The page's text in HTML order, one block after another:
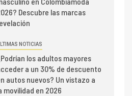
Descubre las marcas
NOTICIAS
los adultos mayores
a un 30% de descuento
autos nuevos? Un vistazo a
movilidad en 2026